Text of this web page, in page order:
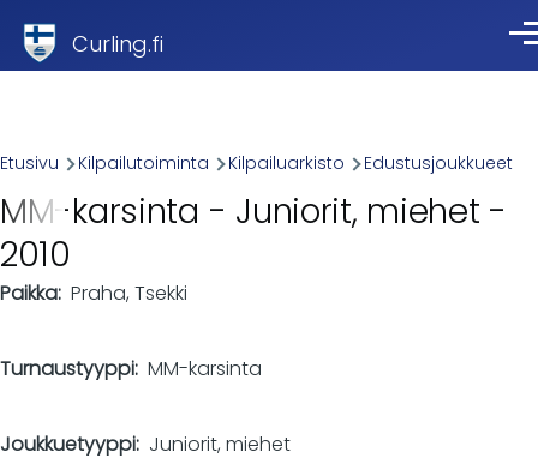
Curling.fi
Breadcrumb
Etusivu Kilpailutoiminta Kilpailuarkisto Edustusjoukkueet
MM-karsinta - Juniorit, miehet -
2010
Paikka Praha, Tsekki
Turnaustyyppi MM-karsinta
Joukkuetyyppi Juniorit, miehet